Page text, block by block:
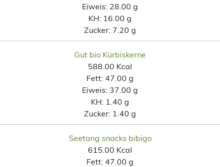
Eiweis: 28.00 g
KH: 16.00 g
Zucker: 7.20 g
Gut bio Kürbiskerne
588.00 Kcal
Fett: 47.00 g
Eiweis: 37.00 g
KH: 1.40 g
Zucker: 1.40 g
Seetang snacks bibigo
615.00 Kcal
Fett: 47.00 g